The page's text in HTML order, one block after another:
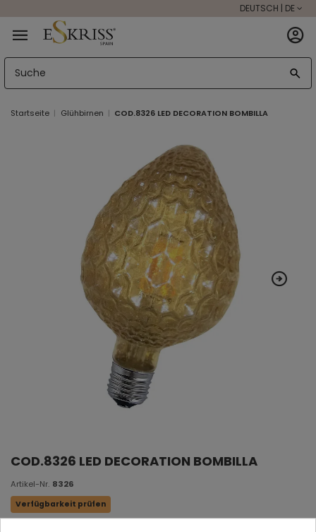
DEUTSCH | DE
Startseite Glühbirnen COD.8326 LED DECORATION BOMBILLA
COD.8326 LED DECORATION BOMBILLA
Artikel-Nr. 8326
Verfügbarkeit prüfen